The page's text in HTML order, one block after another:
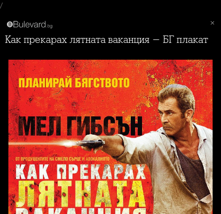
/
Как прекарах лятната ваканция - БГ плакат